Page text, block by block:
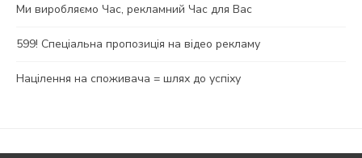
Ми виробляємо Час, рекламний Час для Вас
599! Спеціальна пропозиція на відео рекламу
Націлення на споживача = шлях до успіху